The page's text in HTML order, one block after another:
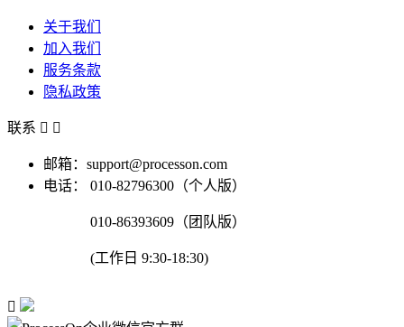
关于我们
加入我们
服务条款
隐私政策
联系  
邮箱：support@processon.com
电话：
010-82796300（个人版）
010-86393609（团队版）
(工作日 9:30-18:30)
